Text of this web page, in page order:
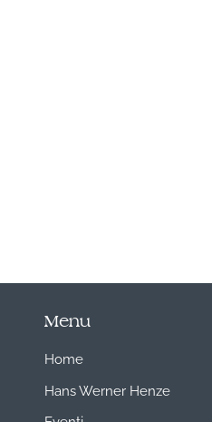
Menu
Home
Hans Werner Henze